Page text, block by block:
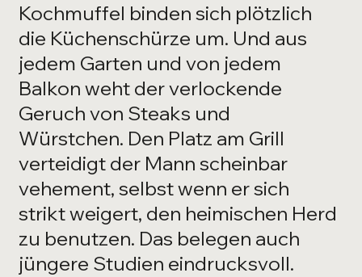
Kochmuffel binden sich plötzlich
die Küchenschürze um. Und aus
jedem Garten und von jedem
Balkon weht der verlockende
Geruch von Steaks und
Würstchen. Den Platz am Grill
verteidigt der Mann scheinbar
vehement, selbst wenn er sich
strikt weigert, den heimischen Herd
zu benutzen. Das belegen auch
jüngere Studien eindrucksvoll.